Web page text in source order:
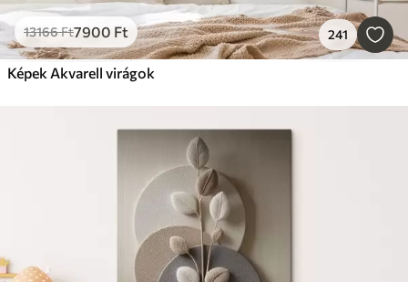
13166Ft7900 Ft 241
Képek Akvarell virágok